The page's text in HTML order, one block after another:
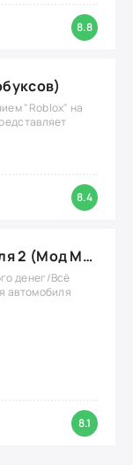
8.8
"Roblox" на
8.4
Симулятор Автомобиля 2 (Мод Много денег/Всё открыто)
денег/Всё
автомобиля
8.1